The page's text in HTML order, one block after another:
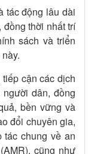
tác động lâu dài
thời nhất trí
sách và triển
cận các dịch
dân, đồng
bền vững và
đổi chuyên gia,
chung về an
cũng như